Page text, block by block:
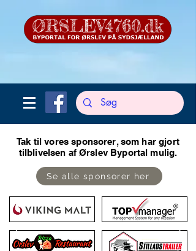
Tak til vores sponsorer, som har gjort
tilblivelsen af Ørslev Byportal mulig.
Se alle sponsorer her